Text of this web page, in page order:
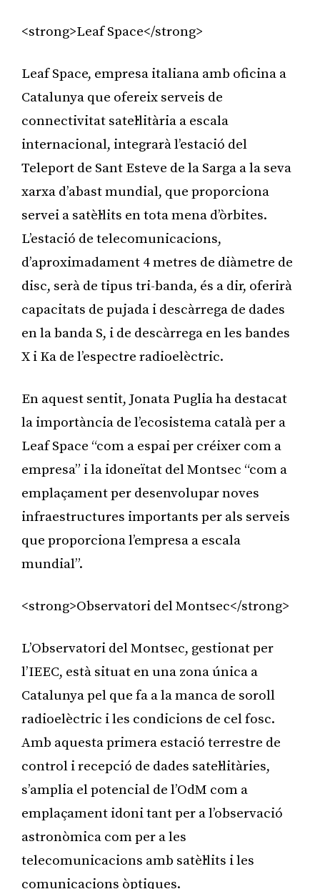
<strong>Leaf Space</strong>
Leaf Space, empresa italiana amb oficina a
Catalunya que ofereix serveis de
connectivitat satel·litària a escala
internacional, integrarà l’estació del
Teleport de Sant Esteve de la Sarga a la seva
xarxa d’abast mundial, que proporciona
servei a satèl·lits en tota mena d’òrbites.
L’estació de telecomunicacions,
d’aproximadament 4 metres de diàmetre de
disc, serà de tipus tri-banda, és a dir, oferirà
capacitats de pujada i descàrrega de dades
en la banda S, i de descàrrega en les bandes
X i Ka de l’espectre radioelèctric.
En aquest sentit, Jonata Puglia ha destacat
la importància de l’ecosistema català per a
Leaf Space “com a espai per créixer com a
empresa” i la idoneïtat del Montsec “com a
emplaçament per desenvolupar noves
infraestructures importants per als serveis
que proporciona l’empresa a escala
mundial”.
<strong>Observatori del Montsec</strong>
L’Observatori del Montsec, gestionat per
l’IEEC, està situat en una zona única a
Catalunya pel que fa a la manca de soroll
radioelèctric i les condicions de cel fosc.
Amb aquesta primera estació terrestre de
control i recepció de dades satel·litàries,
s’amplia el potencial de l’OdM com a
emplaçament idoni tant per a l’observació
astronòmica com per a les
telecomunicacions amb satèl·lits i les
comunicacions òptiques.